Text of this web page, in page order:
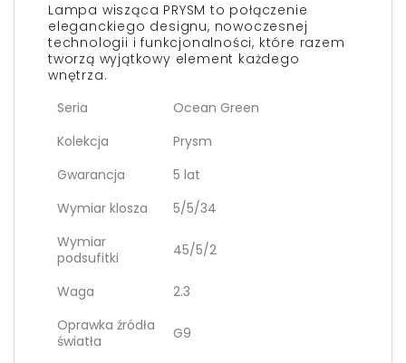
Lampa wisząca PRYSM to połączenie
eleganckiego designu, nowoczesnej
technologii i funkcjonalności, które razem
tworzą wyjątkowy element każdego
wnętrza.
Seria
Ocean Green
Kolekcja
Prysm
Gwarancja
5 lat
Wymiar klosza
5/5/34
Wymiar
podsufitki
45/5/2
Waga
2.3
Oprawka źródła
światła
G9